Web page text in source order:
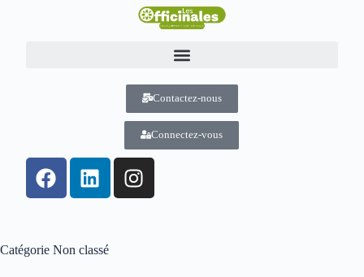
Contactez-nous
Connectez-vous
Catégorie Non classé